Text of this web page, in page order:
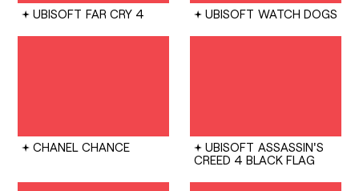
UBISOFT FAR CRY 4 UBISOFT WATCH DOGS
CHANEL CHANCE UBISOFT ASSASSIN'S
CREED 4 BLACK FLAG